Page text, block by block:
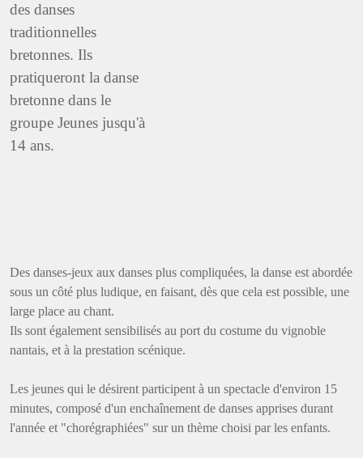
des danses
traditionnelles
bretonnes. Ils
pratiqueront la danse
bretonne dans le
groupe Jeunes jusqu'à
14 ans.
Des danses-jeux aux danses plus compliquées, la danse est abordée
sous un côté plus ludique, en faisant, dès que cela est possible, une
large place au chant.
Ils sont également sensibilisés au port du costume du vignoble
nantais, et à la prestation scénique.
Les jeunes qui le désirent participent à un spectacle d'environ 15
minutes, composé d'un enchaînement de danses apprises durant
l'année et "chorégraphiées" sur un thème choisi par les enfants.